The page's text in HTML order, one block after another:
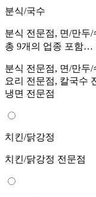
분식/국수
분식 전문점, 면/만두
총 9개의 업종 포함…
분식 전문점, 면/만두
요리 전문점, 칼국수
냉면 전문점
치킨/닭강정
치킨/닭강정 전문점